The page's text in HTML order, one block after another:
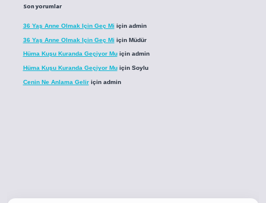
Son yorumlar
36 Yaş Anne Olmak Için Geç Mi için admin
36 Yaş Anne Olmak Için Geç Mi için Müdür
Hüma Kuşu Kuranda Geçiyor Muiçin admin
Hüma Kuşu Kuranda Geçiyor Muiçin Soylu
Cenin Ne Anlama Geliriçin admin